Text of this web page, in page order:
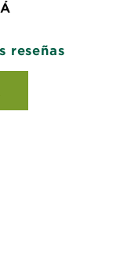
reseñas